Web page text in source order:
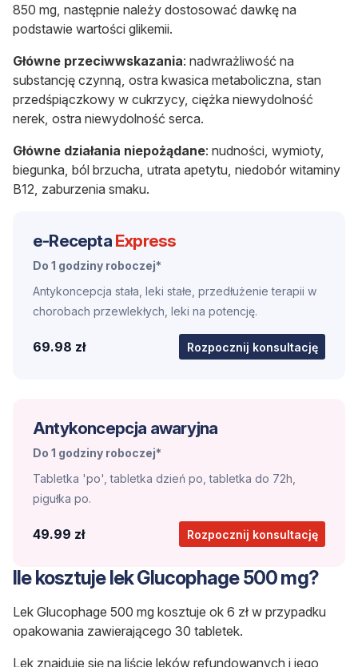
850 mg, następnie należy dostosować dawkę na
podstawie wartości glikemii.
Główne przeciwwskazania: nadwrażliwość na
substancję czynną, ostra kwasica metaboliczna, stan
przedśpiączkowy w cukrzycy, ciężka niewydolność
nerek, ostra niewydolność serca.
Główne działania niepożądane: nudności, wymioty,
biegunka, ból brzucha, utrata apetytu, niedobór witaminy
B12, zaburzenia smaku.
e-Recepta Express
Do 1 godziny roboczej*
Antykoncepcja stała, leki stałe, przedłużenie terapii w
chorobach przewlekłych, leki na potencję.
69.98 zł Rozpocznij konsultację
Antykoncepcja awaryjna
Do 1 godziny roboczej*
Tabletka 'po', tabletka dzień po, tabletka do 72h,
pigułka po.
49.99 zł Rozpocznij konsultację
Ile kosztuje lek Glucophage 500 mg?
Lek Glucophage 500 mg kosztuje ok 6 zł w przypadku
opakowania zawierającego 30 tabletek.
Lek znajduje się na liście leków refundowanych i jego